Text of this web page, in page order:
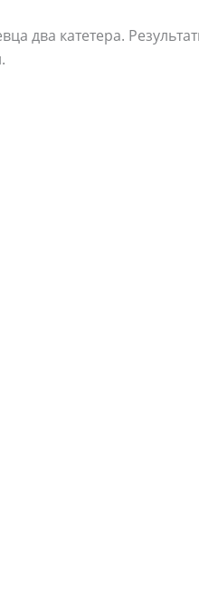
два катетера.